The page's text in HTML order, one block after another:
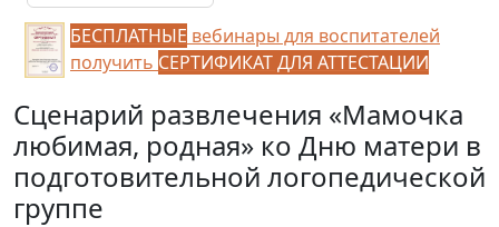
БЕСПЛАТНЫЕ вебинары для воспитателей
получить СЕРТИФИКАТ ДЛЯ АТТЕСТАЦИИ
Сценарий развлечения «Мамочка
любимая, родная» ко Дню матери в
подготовительной логопедической
группе